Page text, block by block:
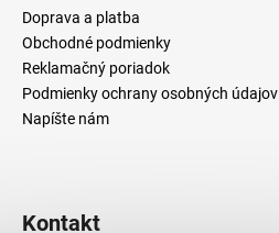
Doprava a platba
Obchodné podmienky
Reklamačný poriadok
Podmienky ochrany osobných údajov
Napíšte nám
Kontakt